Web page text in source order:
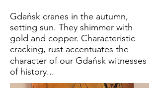
Gdańsk cranes in the autumn,
setting sun. They shimmer with
gold and copper. Characteristic
cracking, rust accentuates the
character of our Gdańsk witnesses
of history...